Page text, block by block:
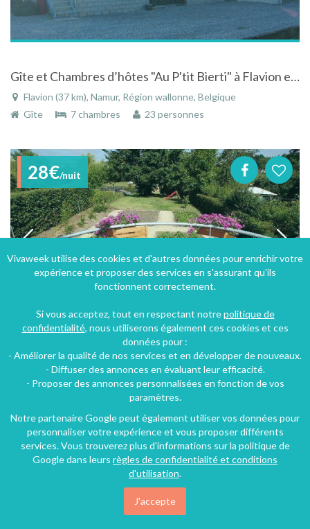
Gîte et Chambres d’hôtes "Au P'tit Bierti" à Flavion en Belgique
Flavion (37 km), Namur, Région wallonne, Belgique
Gîte
7 chambres 23 personnes
28€/nuit
Falaen (38 km), Namur, Région wallonne, Belgique
23€
Vivaweek utilise des cookies et d'autres données pour enrichir votre
expérience et proposer des services en s'assurant qu'ils
fonctionnent correctement.
Si vous acceptez, tout en respectant notrepolitique de
confidentialité, nous utiliserons également ces cookies et ces
données pour :
- Améliorer la qualité de nos services et en développer de nouveaux.
- Diffuser des annonces en évaluant leur efficacité.
- Proposer des annonces personnalisées en fonction de vos
paramètres.
Notre partenaire Google peut également utiliser vos données pour
personnaliser votre expérience et vous proposer différents
services. Vous trouverez plus d'informations sur la politique de
Google dans leurs règles de confidentialité et conditions
d'utilisation.
J'accepte